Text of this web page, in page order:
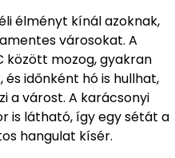
élményt kínál azoknak,
városokat. A
között mozog, gyakran
időnként hó is hullhat,
a várost. A karácsonyi
is látható, így egy sétát a
hangulat kísér.